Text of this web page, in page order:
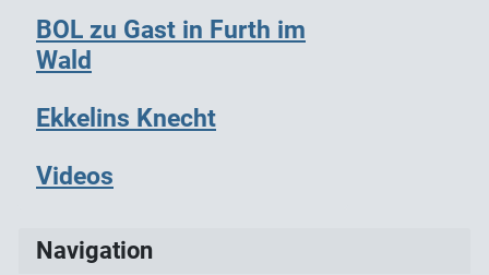
BOL zu Gast in Furth im
Wald
Ekkelins Knecht
Videos
Navigation